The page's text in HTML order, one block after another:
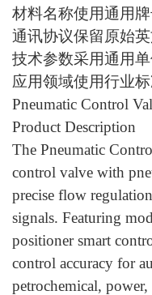
材料名称使用通用牌
通讯协议保留原始英
技术参数采用通用单
应用领域使用行业
Pneumatic Control
Product Description
The Pneumatic
control valve with
precise flow
signals. Featuring
positioner smart
control accuracy for
petrochemical,